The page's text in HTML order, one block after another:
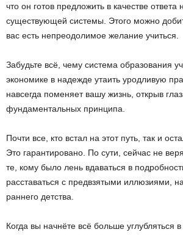
что он готов предложить в качестве ответа
существующей системы. Этого можно
вас есть непреодолимое желание учиться.
Забудьте всё, чему система образования
экономике в надежде утаить уродливую
навсегда поменяет вашу жизнь, открыв
фундаментальных принципа.
Почти все, кто встал на этот путь, так и
Это гарантировано. По сути, сейчас не
те, кому было лень вдаваться в
расставаться с предвзятыми иллюзиями,
раннего детства.
Когда вы начнёте всё больше